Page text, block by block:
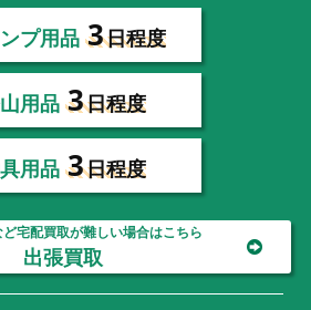
プ用品 3日程度
用品 3日程度
用品 3日程度
宅配買取が難しい場合はこちら
出張買取